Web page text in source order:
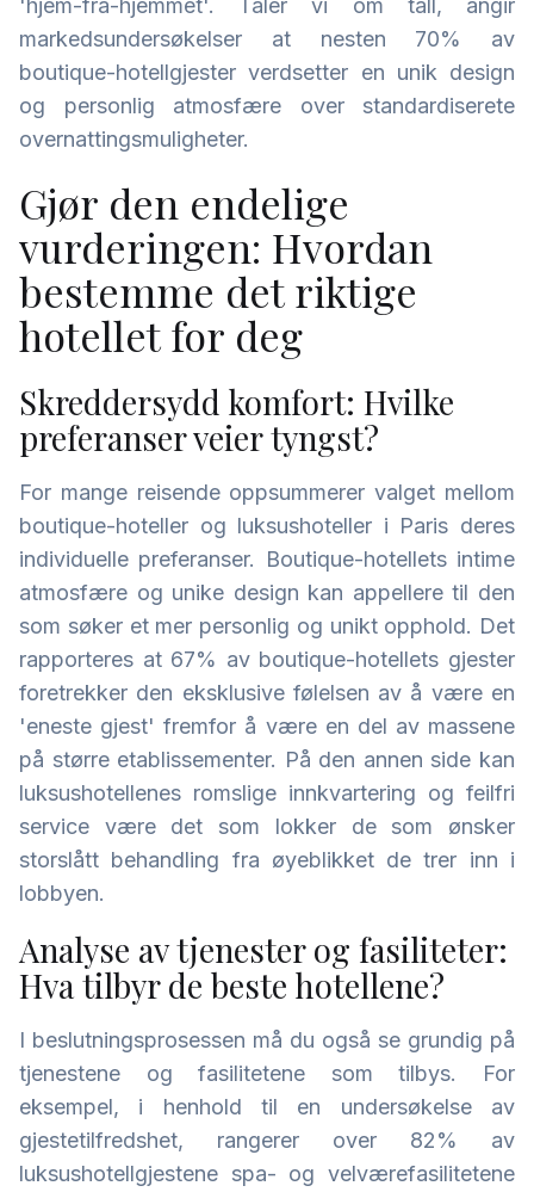
markedsundersøkelser at nesten 70% av
boutique-hotellgjester verdsetter en unik design
og personlig atmosfære over standardiserete
overnattingsmuligheter.
Gjør den endelige
vurderingen: Hvordan
bestemme det riktige
hotellet for deg
Skreddersydd komfort: Hvilke
preferanser veier tyngst?
For mange reisende oppsummerer valget mellom
boutique-hoteller og luksushoteller i Paris deres
individuelle preferanser. Boutique-hotellets intime
atmosfære og unike design kan appellere til den
som søker et mer personlig og unikt opphold. Det
rapporteres at 67% av boutique-hotellets gjester
foretrekker den eksklusive følelsen av å være en
'eneste gjest' fremfor å være en del av massene
på større etablissementer. På den annen side kan
luksushotellenes romslige innkvartering og feilfri
service være det som lokker de som ønsker
storslått behandling fra øyeblikket de trer inn i
lobbyen.
Analyse av tjenester og fasiliteter:
Hva tilbyr de beste hotellene?
I beslutningsprosessen må du også se grundig på
tjenestene og fasilitetene som tilbys. For
eksempel, i henhold til en undersøkelse av
gjestetilfredshet, rangerer over 82% av
luksushotellgjestene spa- og velværefasilitetene